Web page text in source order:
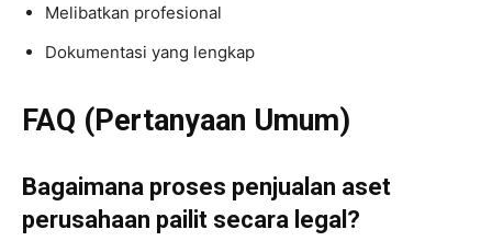
Melibatkan profesional
Dokumentasi yang lengkap
FAQ (Pertanyaan Umum)
Bagaimana proses penjualan aset
perusahaan pailit secara legal?